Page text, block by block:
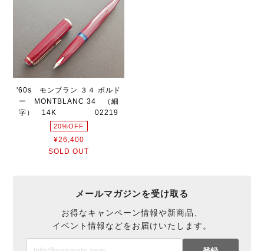
'60s モンブラン ３４ ボルド
ー MONTBLANC 34 （細
字） 14K 02219
20%OFF
¥26,400
SOLD OUT
メールマガジンを受け取る
お得なキャンペーン情報や新商品、
イベント情報などをお届けいたします。